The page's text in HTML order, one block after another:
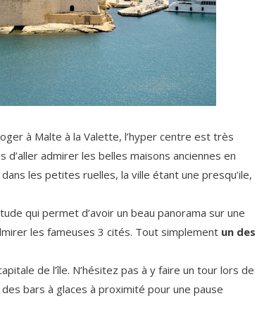
à Malte à la Valette, l’hyper centre est très
admirer les belles maisons anciennes en
les petites ruelles, la ville étant une presqu’ile,
qui permet d’avoir un beau panorama sur une
les fameuses 3 cités. Tout simplement un des
de l’île. N’hésitez pas à y faire un tour lors de
bars à glaces à proximité pour une pause